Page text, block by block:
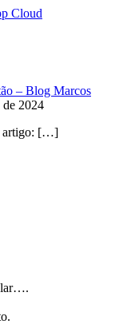
Cloud
– Blog Marcos
de 2024
artigo: […]